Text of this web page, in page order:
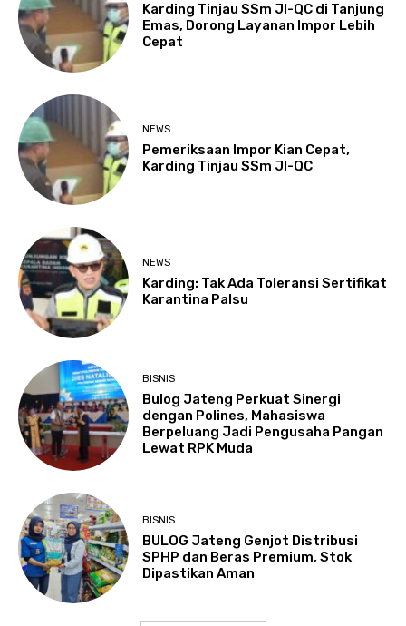
Karding Tinjau SSm JI-QC di Tanjung
Emas, Dorong Layanan Impor Lebih
Cepat
NEWS
Pemeriksaan Impor Kian Cepat,
Karding Tinjau SSm JI-QC
NEWS
Karding: Tak Ada Toleransi Sertifikat
Karantina Palsu
BISNIS
Bulog Jateng Perkuat Sinergi
dengan Polines, Mahasiswa
Berpeluang Jadi Pengusaha Pangan
Lewat RPK Muda
BISNIS
BULOG Jateng Genjot Distribusi
SPHP dan Beras Premium, Stok
Dipastikan Aman